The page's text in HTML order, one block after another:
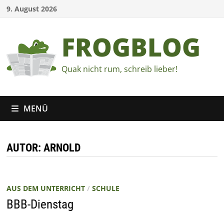
Zum9. August 2026
FROGBLOG
Quak nicht rum, schreib lieber!
MENÜ
AUTOR: ARNOLD
AUS DEM UNTERRICHT/ SCHULE
BBB-Dienstag